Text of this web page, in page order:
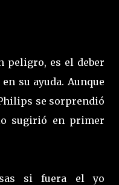
peligro, es el deber
su ayuda. Aunque
se sorprendió
sugirió en primer
si fuera el yo